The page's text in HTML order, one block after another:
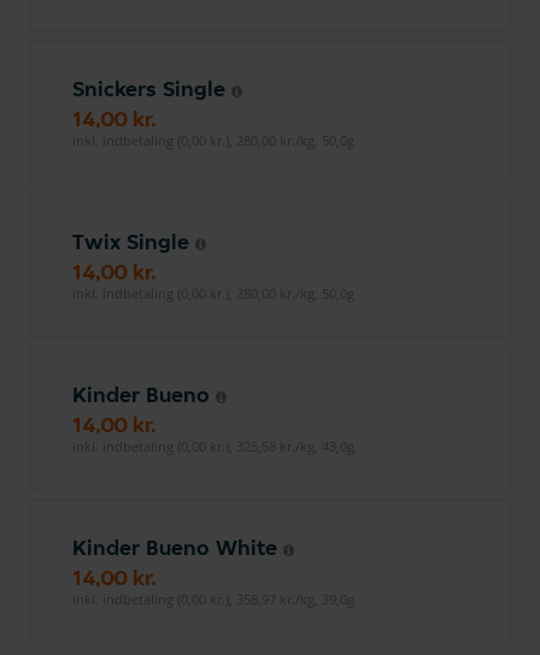
Snickers Single
14,00 kr.
inkl. indbetaling (0,00 kr.), 280,00 kr./kg, 50,0g
Twix Single
14,00 kr.
inkl. indbetaling (0,00 kr.), 280,00 kr./kg, 50,0g
Kinder Bueno
14,00 kr.
inkl. indbetaling (0,00 kr.), 325,58 kr./kg, 43,0g
Kinder Bueno White
14,00 kr.
inkl. indbetaling (0,00 kr.), 358,97 kr./kg, 39,0g